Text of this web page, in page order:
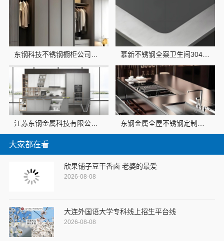
江苏东钢金属科技有限公司定制工厂加盟流程介绍
大家都在看
欣果铺子豆干香卤 老婆的最爱
2026-08-08
大连外国语大学专科线上招生平台线
2026-08-08